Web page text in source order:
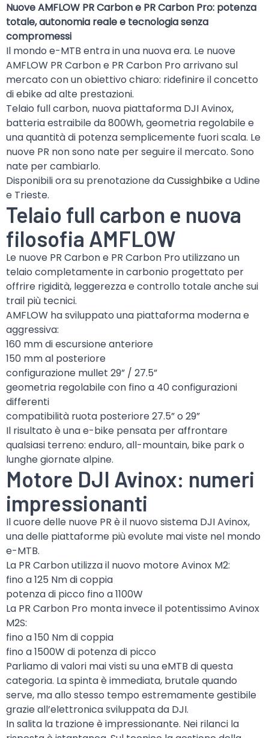
Nuove AMFLOW PR Carbon e PR Carbon Pro: potenza
totale, autonomia reale e tecnologia senza
compromessi
Il mondo e-MTB entra in una nuova era. Le nuove
AMFLOW PR Carbon e PR Carbon Pro arrivano sul
mercato con un obiettivo chiaro: ridefinire il concetto
di ebike ad alte prestazioni.
Telaio full carbon, nuova piattaforma DJI Avinox,
batteria estraibile da 800Wh, geometria regolabile e
una quantità di potenza semplicemente fuori scala. Le
nuove PR non sono nate per seguire il mercato. Sono
nate per cambiarlo.
Disponibili ora su prenotazione daCussighbikea Udine
e Trieste.
Telaio full carbon e nuova
filosofia AMFLOW
Le nuove PR Carbon e PR Carbon Pro utilizzano un
telaio completamente in carbonio progettato per
offrire rigidità, leggerezza e controllo totale anche sui
trail più tecnici.
AMFLOW ha sviluppato una piattaforma moderna e
aggressiva:
160 mm di escursione anteriore
150 mm al posteriore
configurazione mullet 29” / 27.5”
geometria regolabile con fino a 40 configurazioni
differenti
compatibilità ruota posteriore 27.5” o 29”
Il risultato è una e-bike pensata per affrontare
qualsiasi terreno: enduro, all-mountain, bike park o
lunghe giornate alpine.
Motore DJI Avinox: numeri
impressionanti
Il cuore delle nuove PR è il nuovo sistema DJI Avinox,
una delle piattaforme più evolute mai viste nel mondo
e-MTB.
La PR Carbon utilizza il nuovo motore Avinox M2:
fino a 125 Nm di coppia
potenza di picco fino a 1100W
La PR Carbon Pro monta invece il potentissimo Avinox
M2S:
fino a 150 Nm di coppia
fino a 1500W di potenza di picco
Parliamo di valori mai visti su una eMTB di questa
categoria. La spinta è immediata, brutale quando
serve, ma allo stesso tempo estremamente gestibile
grazie all’elettronica sviluppata da DJI.
In salita la trazione è impressionante. Nei rilanci la